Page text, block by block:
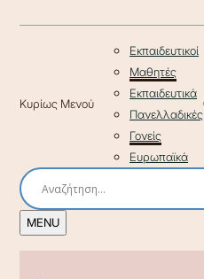
Εκπαιδευτικοί
Μαθητές
Εκπαιδευτικά
Πανελλαδικές
Γονείς
Ευρωπαϊκά